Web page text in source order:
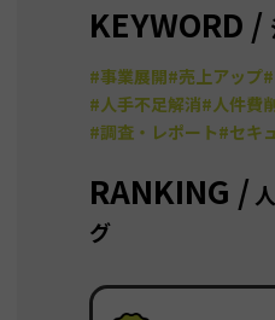
KEYWORD /
#事業展開#売上アップ
#人手不足解消#人件費
#調査・レポート#セキ
RANKING /
グ